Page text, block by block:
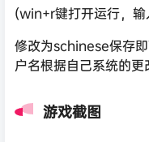
(win+r键打开运行，输
修改为schinese保存
户名根据自己系统的更
游戏截图